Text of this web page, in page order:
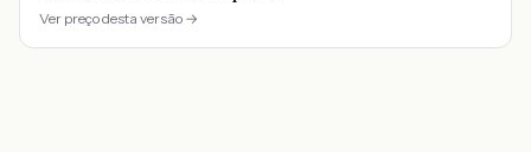
Ver preço desta versão →